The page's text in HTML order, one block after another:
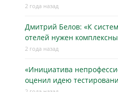
2 года назад
Дмитрий Белов: «К
отелей нужен
2 года назад
«Инициатива
оценил идею